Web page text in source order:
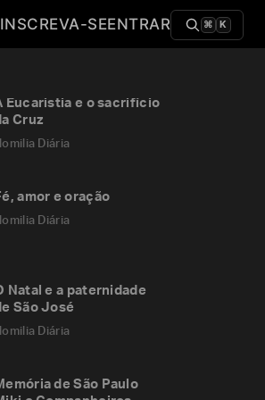
INSCREVA-SEENTRAR ⌘ K
Eucaristia e o sacrifício
Cruz
Diária
amor e oração
Diária
Natal e a paternidade
São José
Diária
de São Paulo